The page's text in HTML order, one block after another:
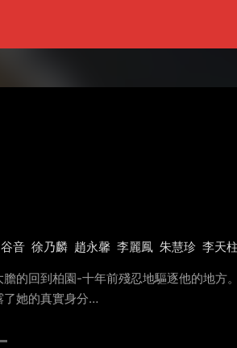
谷音 徐乃麟 趙永馨 李麗鳳 朱慧珍 李天柱
的回到柏園-十年前殘忍地驅逐他的地方
了她的真實身分…